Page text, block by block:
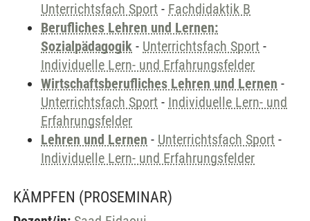
Unterrichtsfach Sport - Fachdidaktik B
Berufliches Lehren und Lernen:
Sozialpädagogik - Unterrichtsfach Sport -
Individuelle Lern- und Erfahrungsfelder
Wirtschaftsberufliches Lehren und Lernen -
Unterrichtsfach Sport - Individuelle Lern- und
Erfahrungsfelder
Lehren und Lernen - Unterrichtsfach Sport -
Individuelle Lern- und Erfahrungsfelder
KÄMPFEN (PROSEMINAR)